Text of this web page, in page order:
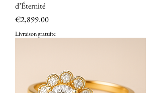
d’Éternité
Price
€2,899.00
Livraison gratuite